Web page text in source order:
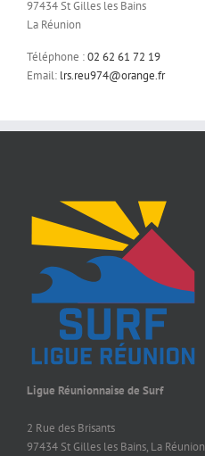
97434 St Gilles les Bains
La Réunion
Téléphone :02 62 61 72 19
Email: lrs.reu974@orange.fr
Ligue Réunionnaise de Surf
2 Rue des Brisants
97434 St Gilles les Bains, La Réunion